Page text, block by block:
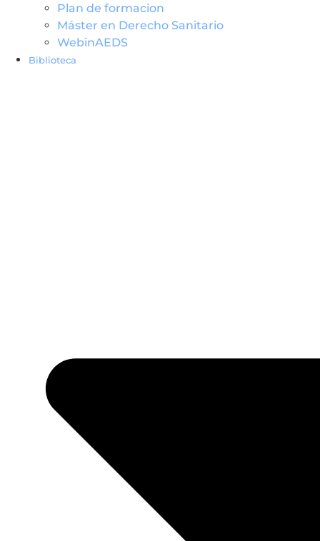
Plan de formacion
Máster en Derecho Sanitario
WebinAEDS
Biblioteca